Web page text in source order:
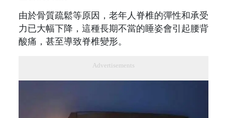
由於骨質疏鬆等原因，老年人脊椎的彈性和承受
力已大幅下降，這種長期不當的睡姿會引起腰背
酸痛，甚至導致脊椎變形。
Advertisements